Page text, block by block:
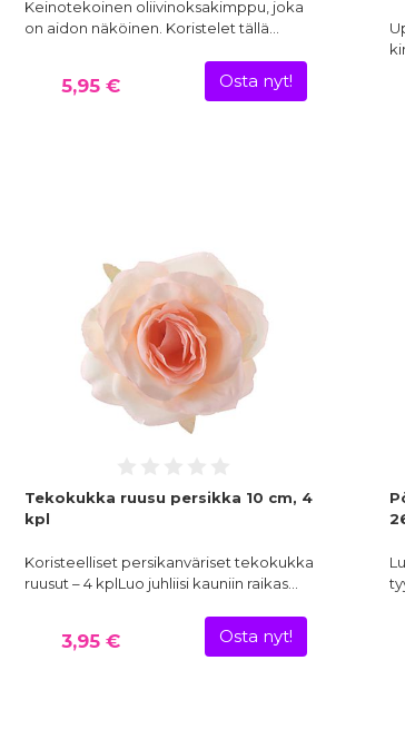
Keinotekoinen oliivinoksakimppu, joka
on aidon näköinen. Koristelet tällä…
5,95 € Osta nyt!
Tekokukka ruusu persikka 10 cm, 4
kpl
Koristeelliset persikanväriset tekokukka
ruusut – 4 kplLuo juhliisi kauniin raikas…
3,95 € Osta nyt!